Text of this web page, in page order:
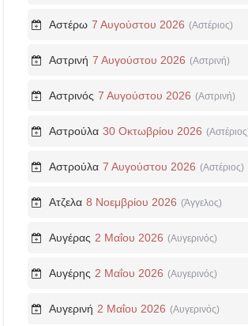
Αστέρω 7 Αυγούστου 2026 (Αστέριος)
Αστρινή 7 Αυγούστου 2026 (Αστρινή)
Αστρινός 7 Αυγούστου 2026 (Αστρινή)
Αστρούλα 30 Οκτωβρίου 2026
Αστρούλα 7 Αυγούστου 2026 (Αστέριος)
Ατζελα 8 Νοεμβρίου 2026 (Άγγελος)
Αυγέρας 2 Μαΐου 2026 (Αυγερινός)
Αυγέρης 2 Μαΐου 2026 (Αυγερινός)
Αυγερινή 2 Μαΐου 2026 (Αυγερινός)